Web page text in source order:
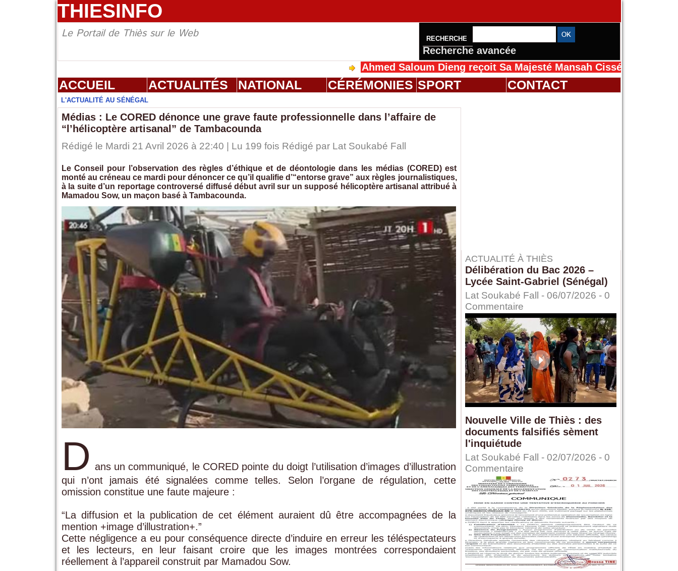
THIESINFO
Le Portail de Thiès sur le Web RECHERCHE
Recherche avancée
Ahmed Saloum Dieng reçoit Sa Majesté Mansah Cissé au Sénégal pour
ACCUEIL ACTUALITÉS NATIONAL CÉRÉMONIES SPORT CONTACT
L'ACTUALITÉ AU SÉNÉGAL
Médias : Le CORED dénonce une grave faute professionnelle dans l’affaire de
“l’hélicoptère artisanal” de Tambacounda
Rédigé le Mardi 21 Avril 2026 à 22:40 | Lu 199 fois Rédigé par Lat Soukabé Fall
Le Conseil pour l’observation des règles d’éthique et de déontologie dans les médias (CORED) est
monté au créneau ce mardi pour dénoncer ce qu’il qualifie d’“entorse grave” aux règles journalistiques,
à la suite d’un reportage controversé diffusé début avril sur un supposé hélicoptère artisanal attribué à
Mamadou Sow, un maçon basé à Tambacounda.
D ans un communiqué, le CORED pointe du doigt l’utilisation d’images d’illustration
qui n’ont jamais été signalées comme telles. Selon l’organe de régulation, cette
omission constitue une faute majeure :
“La diffusion et la publication de cet élément auraient dû être accompagnées de la
mention +image d’illustration+.”
Cette négligence a eu pour conséquence directe d’induire en erreur les téléspectateurs
et les lecteurs, en leur faisant croire que les images montrées correspondaient
réellement à l’appareil construit par Mamadou Sow.
ACTUALITÉ À THIÈS
Délibération du Bac 2026 –
Lycée Saint-Gabriel (Sénégal)
Lat Soukabé Fall - 06/07/2026 - 0
Commentaire
Nouvelle Ville de Thiès : des
documents falsifiés sèment
l'inquiétude
Lat Soukabé Fall - 02/07/2026 - 0
Commentaire